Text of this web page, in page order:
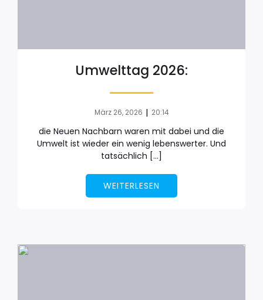
Umwelttag 2026:
März 26, 2026 | 20:14
die Neuen Nachbarn waren mit dabei und die
Umwelt ist wieder ein wenig lebenswerter. Und
tatsächlich […]
WEITERLESEN